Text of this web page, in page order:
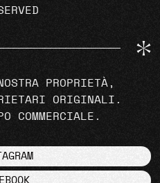
PROPRIETÀ,
ORIGINALI.
COMMERCIALE.